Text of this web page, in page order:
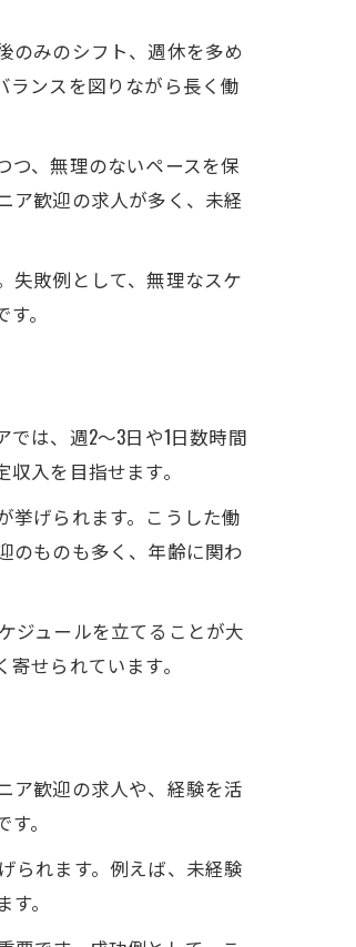
のみのシフト、週休を多め
ランスを図りながら長く働
つ、無理のないペースを保
ア歓迎の求人が多く、未経
失敗例として、無理なスケ
。
は、週2～3日や1日数時間
入を目指せます。
挙げられます。こうした働
のものも多く、年齢に関わ
ジュールを立てることが大
せられています。
ア歓迎の求人や、経験を活
。
られます。例えば、未経験
。